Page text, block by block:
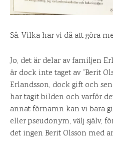
Så. Vilka har vi då att göra
Jo, det är delar av familjen
är dock inte taget av ”Berit
Erlandsson, dock gift och
har tagit bilden och varför
annat förnamn kan vi bara
eller pseudonym, välj själv,
det ingen Berit Olsson med